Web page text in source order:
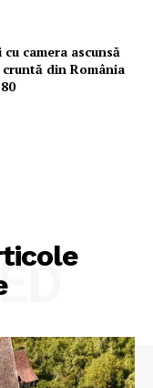
camera ascunsă
din România